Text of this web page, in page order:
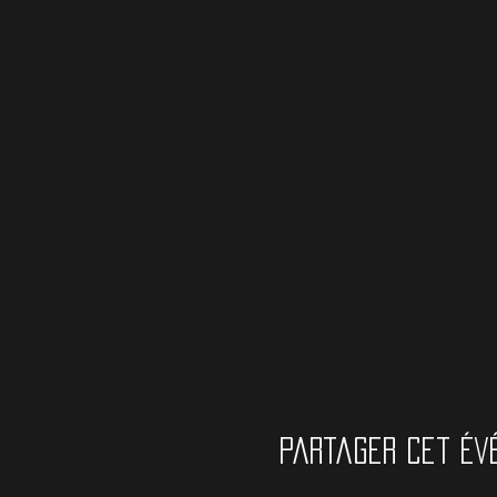
Partager cet